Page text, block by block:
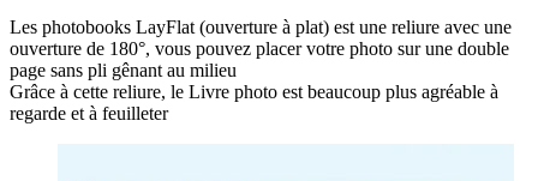
Les photobooks LayFlat (ouverture à plat) est une reliure avec une
ouverture de 180°, vous pouvez placer votre photo sur une double
page sans pli gênant au milieu
Grâce à cette reliure, le Livre photo est beaucoup plus agréable à
regarde et à feuilleter